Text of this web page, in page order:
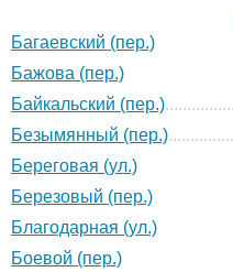
Багаевский (пер.)
Бажова (пер.)
Байкальский (пер.)
Безымянный (пер.)
Береговая (ул.)
Березовый (пер.)
Благодарная (ул.)
Боевой (пер.)